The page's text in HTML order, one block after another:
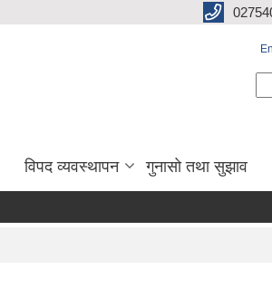
विपद व्यवस्थापन गुनासो तथा सुझाव